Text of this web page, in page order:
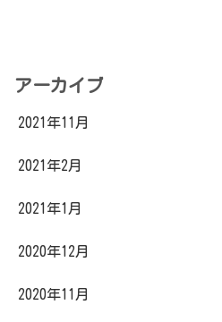
アーカイブ
2021年11月
2021年2月
2021年1月
2020年12月
2020年11月